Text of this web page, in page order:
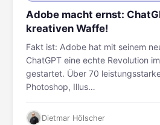
Adobe macht ernst:
kreativen Waffe!
Fakt ist: Adobe hat mit seinem
ChatGPT eine echte Revolution
gestartet. Über 70
Photoshop, Illus…
Dietmar Hölscher